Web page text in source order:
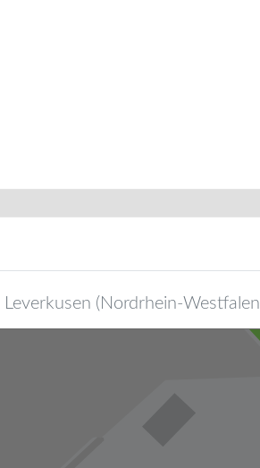
Leverkusen ( Nordrhein-Westfalen